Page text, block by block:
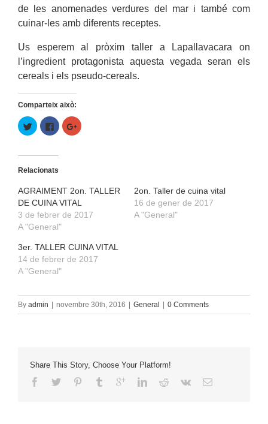
de les anomenades verdures del mar i també com
cuinar-les amb diferents receptes.
Us esperem al pròxim taller a Lapallavacara on
l’ingredient protagonista aquesta vegada seran els
cereals i els pseudo-cereals.
Comparteix això:
Feu
clic
(Opens
in
window)
Click
to
share
in
new
Feu
clic
window)
Relacionats
AGRAIMENT 2on. TALLER
DE CUINA VITAL
3 de febrer de 2017
A "General"
2on. Taller de cuina vital
16 de gener de 2017
A "General"
3er. TALLER CUINA VITAL
14 de febrer de 2017
A "General"
By admin | novembre 30th, 2016 | General | 0 Comments
Share This Story, Choose Your Platform!